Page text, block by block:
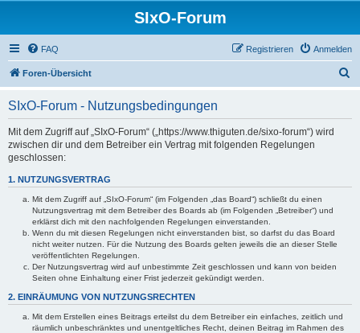
SIxO-Forum
FAQ Anmelden
Registrieren
Foren-Übersicht
SIxO-Forum - Nutzungsbedingungen
Mit dem Zugriff auf „SIxO-Forum“ („https://www.thiguten.de/sixo-forum“) wird
zwischen dir und dem Betreiber ein Vertrag mit folgenden Regelungen
geschlossen:
1. NUTZUNGSVERTRAG
Mit dem Zugriff auf „SIxO-Forum“ (im Folgenden „das Board“) schließt du einen
Nutzungsvertrag mit dem Betreiber des Boards ab (im Folgenden „Betreiber“) und
erklärst dich mit den nachfolgenden Regelungen einverstanden.
Wenn du mit diesen Regelungen nicht einverstanden bist, so darfst du das Board
nicht weiter nutzen. Für die Nutzung des Boards gelten jeweils die an dieser Stelle
veröffentlichten Regelungen.
Der Nutzungsvertrag wird auf unbestimmte Zeit geschlossen und kann von beiden
Seiten ohne Einhaltung einer Frist jederzeit gekündigt werden.
2. EINRÄUMUNG VON NUTZUNGSRECHTEN
Mit dem Erstellen eines Beitrags erteilst du dem Betreiber ein einfaches, zeitlich und
räumlich unbeschränktes und unentgeltliches Recht, deinen Beitrag im Rahmen des